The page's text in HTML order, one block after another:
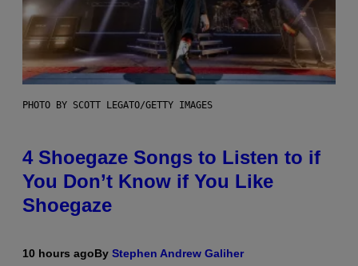
PHOTO BY SCOTT LEGATO/GETTY IMAGES
4 Shoegaze Songs to Listen to if
You Don’t Know if You Like
Shoegaze
10 hours agoBy Stephen Andrew Galiher